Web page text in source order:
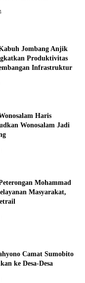
Jombang Anjik
Produktivitas
Infrastruktur
Haris
Wonosalam Jadi
Mohammad
Masyarakat,
Camat Sumobito
ke Desa-Desa